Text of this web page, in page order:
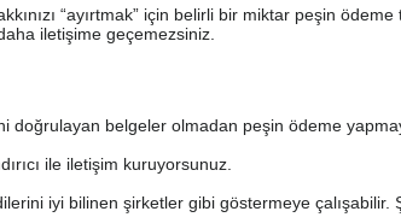
“ayırtmak” için belirli bir miktar peşin
iletişime geçemezsiniz.
doğrulayan belgeler olmadan peşin ödeme
ile iletişim kuruyorsunuz.
iyi bilinen şirketler gibi göstermeye çalışabilir.